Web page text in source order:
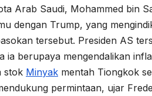
Arab Saudi, Mohammed bin
dengan Trump, yang
tersebut. Presiden AS
ia berupaya mengendalikan
stok Minyak mentah Tiongkok
permintaan, ujar